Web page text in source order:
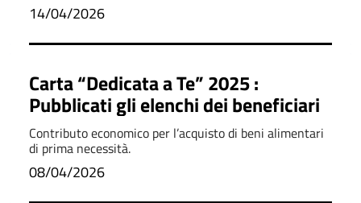
14/04/2026
Carta “Dedicata a Te” 2025 :
Pubblicati gli elenchi dei beneficiari
Contributo economico per l’acquisto di beni alimentari
di prima necessità.
08/04/2026